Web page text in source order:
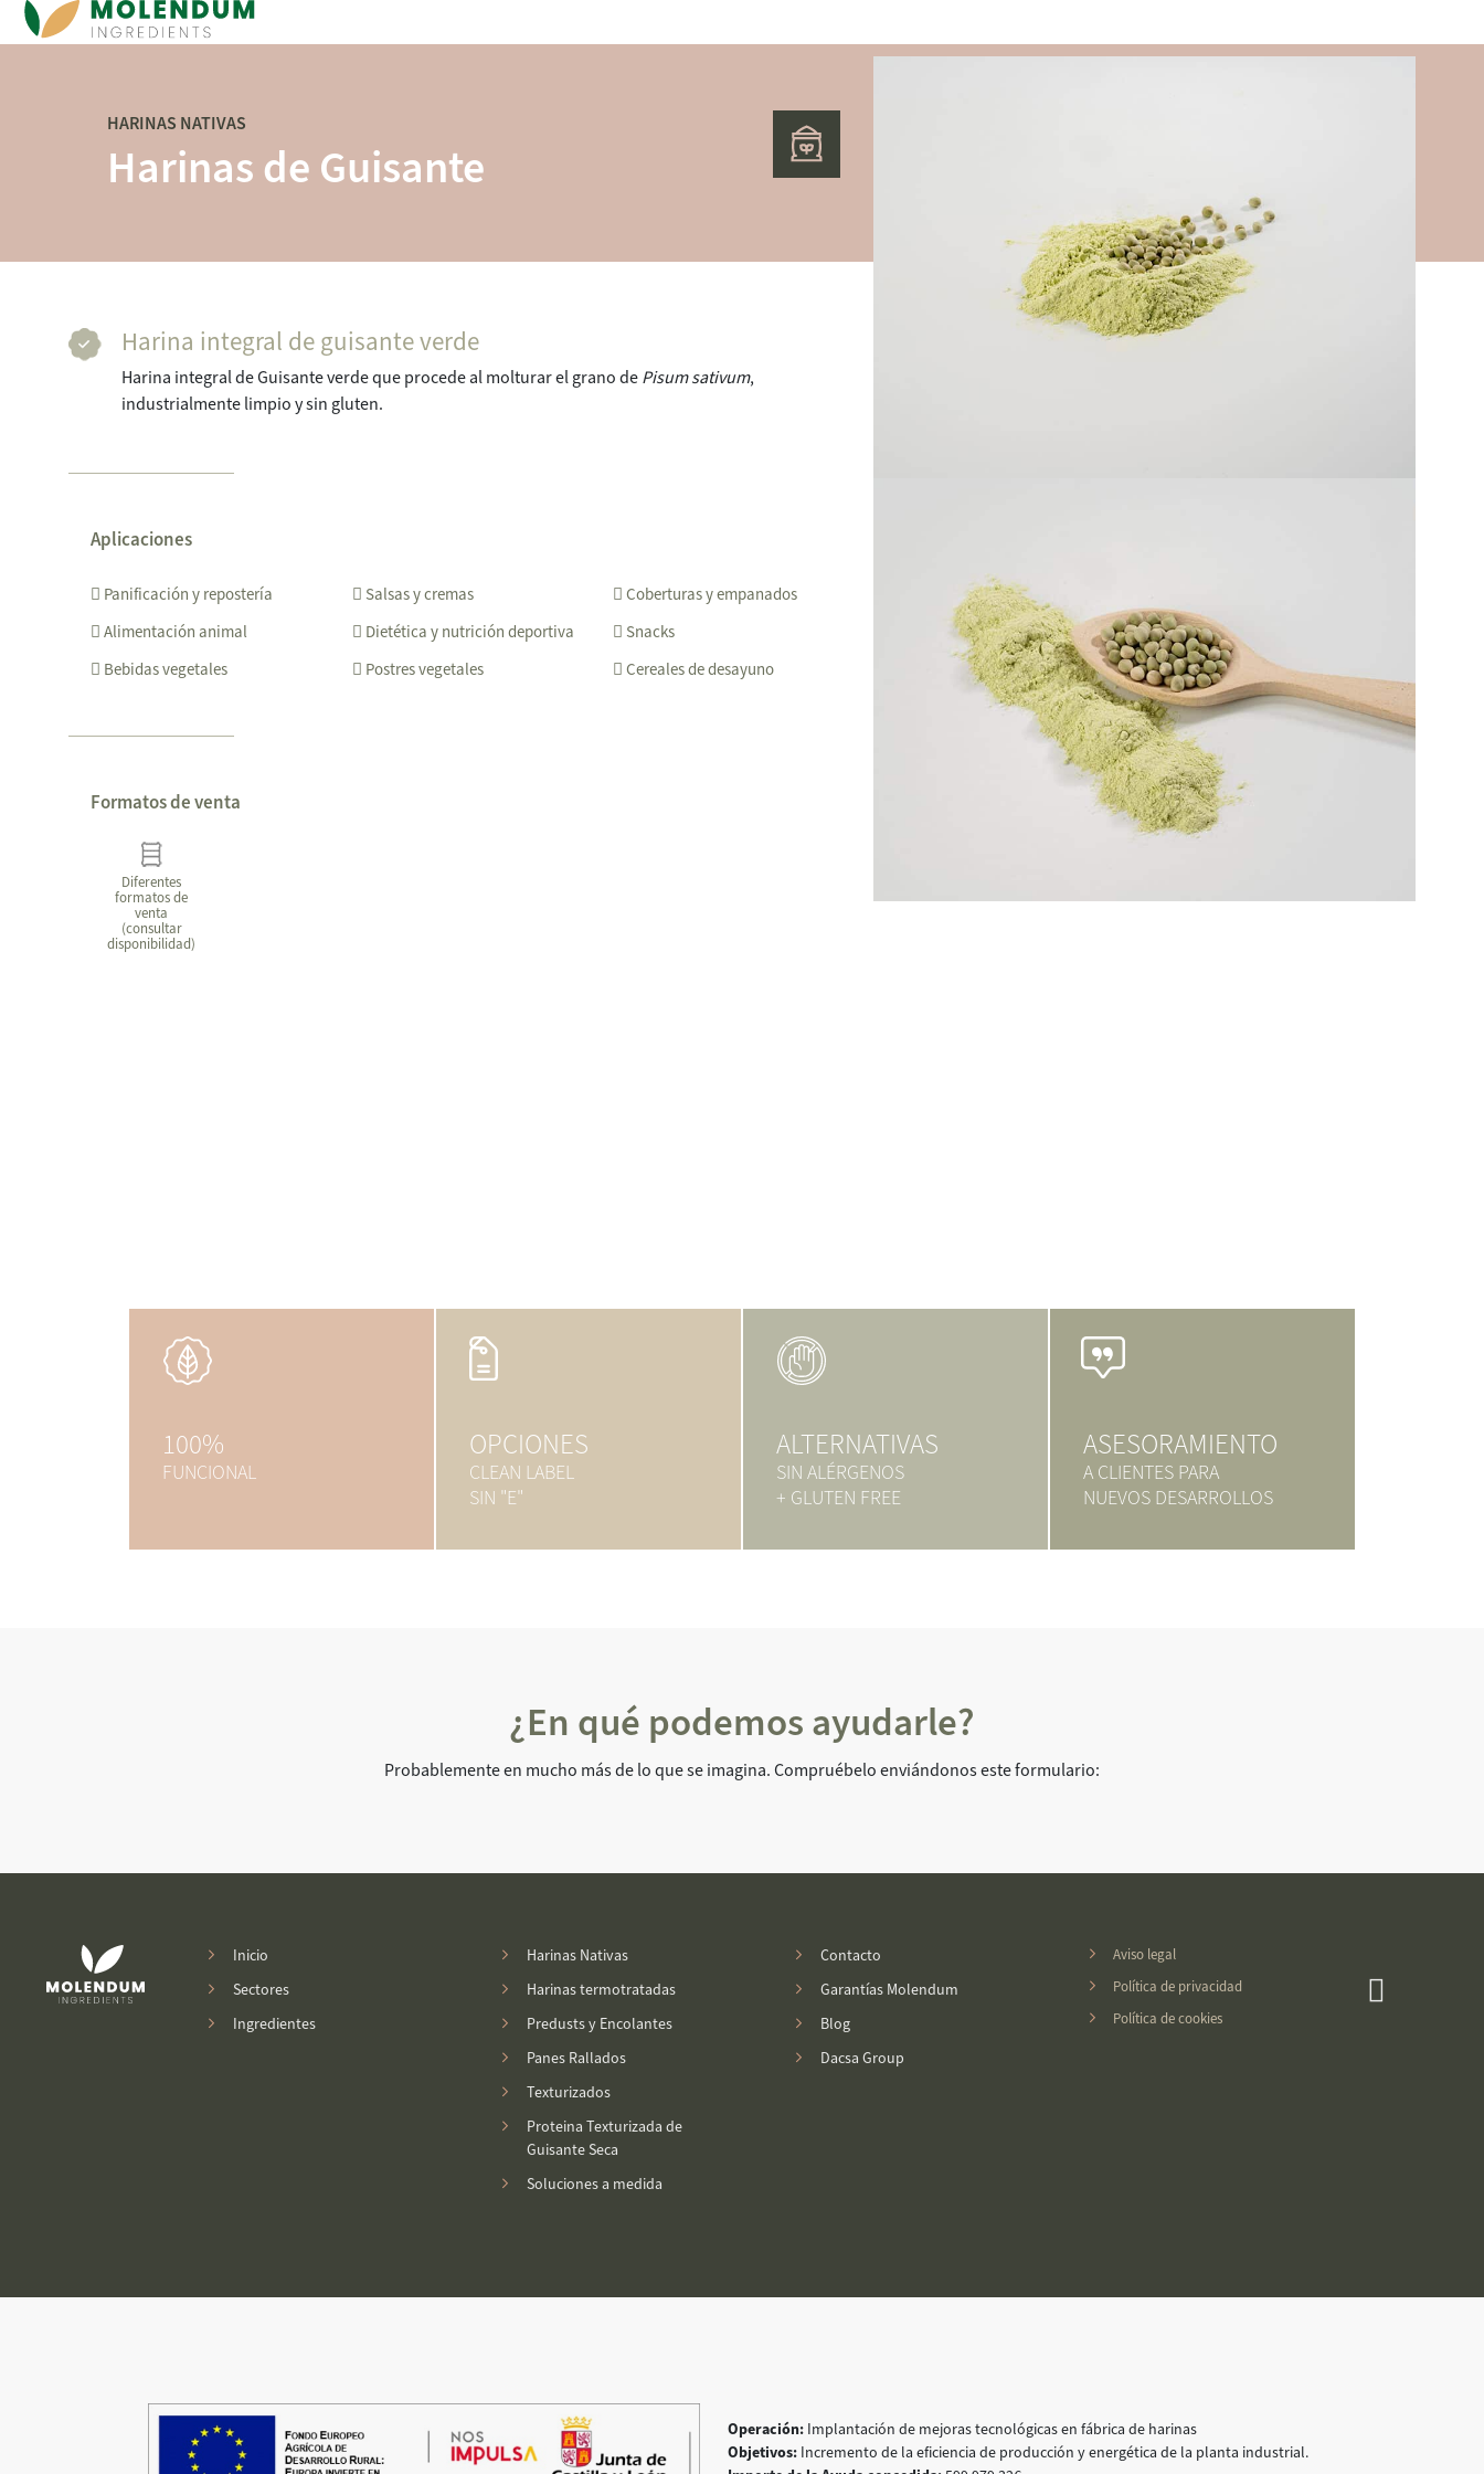
Navegación principal
HARINAS NATIVAS
Harinas de Guisante
Harina integral de guisante verde
Harina integral de Guisante verde que procede al molturar el grano dePisum sativum,
industrialmente limpio y sin gluten.
Aplicaciones
Panificación y repostería Salsas y cremas
Coberturas y empanados
Alimentación animal
Dietética y nutrición deportiva
Snacks
Bebidas vegetales
Postres vegetales Cereales de desayuno
Formatos de venta
Diferentes
formatos de
venta
(consultar
disponibilidad)
100%
FUNCIONAL
OPCIONES
CLEAN LABEL
SIN "E"
ALTERNATIVAS
SIN ALÉRGENOS
+ GLUTEN FREE
ASESORAMIENTO
A CLIENTES PARA
NUEVOS DESARROLLOS
¿En qué podemos ayudarle?
Probablemente en mucho más de lo que se imagina. Compruébelo enviándonos este formulario:
Inicio
Sectores
Ingredientes
Harinas Nativas
Harinas termotratadas
Predusts y Encolantes
Panes Rallados
Texturizados
Proteina Texturizada de
Guisante Seca
Soluciones a medida
Contacto
Garantías Molendum
Blog
Dacsa Group
Aviso legal
Política de privacidad
Política de cookies
Operación: Implantación de mejoras tecnológicas en fábrica de harinas
Objetivos: Incremento de la eficiencia de producción y energética de la planta industrial.